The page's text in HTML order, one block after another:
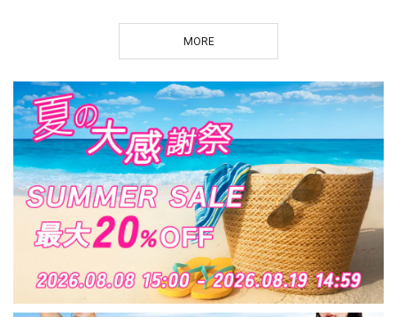
愛い 大人女子 [LS-
CGT075]
大人女子 [LS-CGT096]
MORE